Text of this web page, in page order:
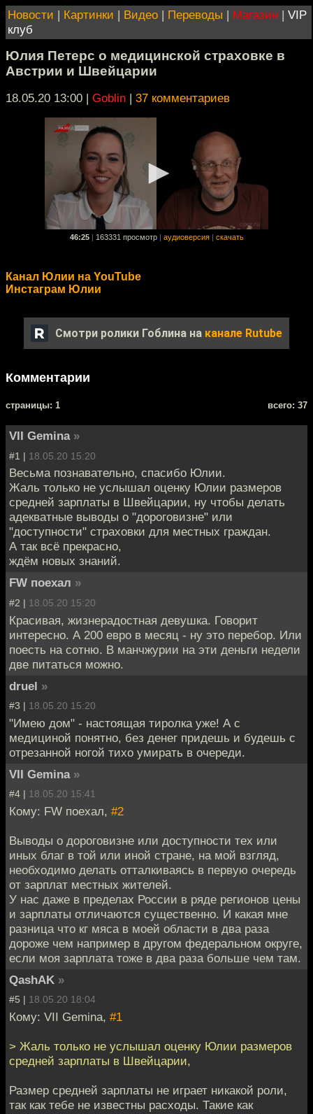
Новости | Картинки | Видео | Переводы | Магазин | VIP
клуб
Юлия Петерс о медицинской страховке в
Австрии и Швейцарии
18.05.20 13:00 | Goblin | 37 комментариев
46:25 163331 просмотр аудиоверсия скачать
Канал Юлии на YouTube
Инстаграм Юлии
Смотри ролики Гоблина на канале Rutube
Комментарии
cтраницы: 1 всего: 37
VII Gemina »
#1 | 18.05.20 15:20
Весьма познавательно, спасибо Юлии.
Жаль только не услышал оценку Юлии размеров
средней зарплаты в Швейцарии, ну чтобы делать
адекватные выводы о "дороговизне" или
"доступности" страховки для местных граждан.
А так всё прекрасно,
ждём новых знаний.
FW поехал »
#2 | 18.05.20 15:20
Красивая, жизнерадостная девушка. Говорит
интересно. А 200 евро в месяц - ну это перебор. Или
поесть на сотню. В манчжурии на эти деньги недели
две питаться можно.
druel »
#3 | 18.05.20 15:20
"Имею дом" - настоящая тиролка уже! А с
медициной понятно, без денег придешь и будешь с
отрезанной ногой тихо умирать в очереди.
VII Gemina »
#4 | 18.05.20 15:41
Кому: FW поехал, #2
Выводы о дороговизне или доступности тех или
иных благ в той или иной стране, на мой взгляд,
необходимо делать отталкиваясь в первую очередь
от зарплат местных жителей.
У нас даже в пределах России в ряде регионов цены
и зарплаты отличаются существенно. И какая мне
разница что кг мяса в моей области в два раза
дороже чем например в другом федеральном округе,
если моя зарплата тоже в два раза больше чем там.
QashAK »
#5 | 18.05.20 18:04
Кому: VII Gemina, #1
> Жаль только не услышал оценку Юлии размеров
средней зарплаты в Швейцарии,
Размер средней зарплаты не играет никакой роли,
так как тебе не известны расходы. Такие как